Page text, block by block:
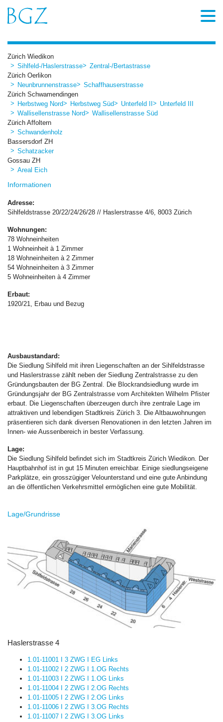
Zürich Wiedikon
Sihlfeld-/Haslerstrasse
Zentral-/Bertastrasse
Zürich Oerlikon
Neunbrunnenstrasse
Schaffhauserstrasse
Zürich Schwamendingen
Herbstweg Nord
Herbstweg Süd Unterfeld II
Unterfeld III
Wallisellenstrasse Nord
Wallisellenstrasse Süd
Zürich Affoltern
Schwandenholz
Bassersdorf ZH
Schatzacker
Gossau ZH
Areal Eich
Informationen
Adresse:
Sihlfeldstrasse 20/22/24/26/28 // Haslerstrasse 4/6, 8003 Zürich
Wohnungen:
78 Wohneinheiten
1 Wohneinheit à 1 Zimmer
18 Wohneinheiten à 2 Zimmer
54 Wohneinheiten à 3 Zimmer
5 Wohneinheiten à 4 Zimmer
Erbaut:
1920/21, Erbau und Bezug
Ausbaustandard:
Die Siedlung Sihlfeld mit ihren Liegenschaften an der Sihlfeldstrasse
und Haslerstrasse zählt neben der Siedlung Zentralstrasse zu den
Gründungsbauten der BG Zentral. Die Blockrandsiedlung wurde im
Gründungsjahr der BG Zentralstrasse vom Architekten Wilhelm Pfister
erbaut. Die Liegenschaften überzeugen durch ihre zentrale Lage im
attraktiven und lebendigen Stadtkreis Zürich 3. Die Altbauwohnungen
präsentieren sich dank diversen Renovationen in den letzten Jahren im
Innen- wie Aussenbereich in bester Verfassung.
Lage:
Die Siedlung Sihlfeld befindet sich im Stadtkreis Zürich Wiedikon. Der
Hauptbahnhof ist in gut 15 Minuten erreichbar. Einige siedlungseigene
Parkplätze, ein grosszügiger Velounterstand und eine gute Anbindung
an die öffentlichen Verkehrsmittel ermöglichen eine gute Mobilität.
Lage/Grundrisse
Haslerstrasse 4
1.01-11001 I 3 ZWG I EG Links
1.01-11002 I 2 ZWG I 1.OG Rechts
1.01-11003 I 2 ZWG I 1.OG Links
1.01-11004 I 2 ZWG I 2.OG Rechts
1.01-11005 I 2 ZWG I 2.OG Links
1.01-11006 I 2 ZWG I 3.OG Rechts
1.01-11007 I 2 ZWG I 3.OG Links